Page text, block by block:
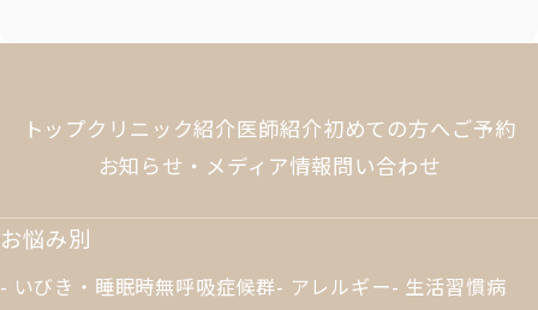
トップクリニック紹介医師紹介初めての方へ ご予約
お知らせ・メディア情報問い合わせ
お悩み別
いびき・睡眠時無呼吸症候群 アレルギー 生活習慣病